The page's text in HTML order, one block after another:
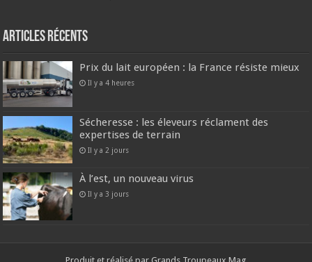
Articles récents
Prix du lait européen : la France résiste mieux
Il y a 4 heures
Sécheresse : les éleveurs réclament des
expertises de terrain
Il y a 2 jours
À l’est, un nouveau virus
Il y a 3 jours